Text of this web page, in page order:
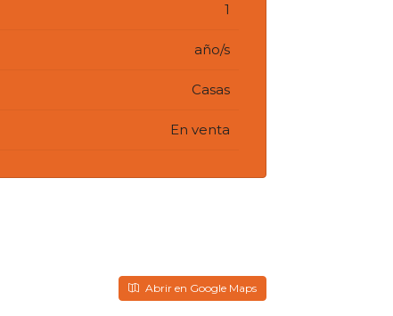
1
año/s
Casas
En venta
Abrir en Google Maps